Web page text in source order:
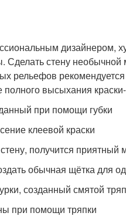
дизайнером,
Сделать стену
рельефов
полного высыхания
при помощи губки
клеевой краски
получится
обычная щётка для
созданный смятой
при помощи тряпки